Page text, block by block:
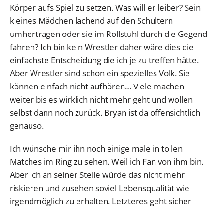
Körper aufs Spiel zu setzen. Was will er leiber? Sein
kleines Mädchen lachend auf den Schultern
umhertragen oder sie im Rollstuhl durch die Gegend
fahren? Ich bin kein Wrestler daher wäre dies die
einfachste Entscheidung die ich je zu treffen hätte.
Aber Wrestler sind schon ein spezielles Volk. Sie
können einfach nicht aufhören… Viele machen
weiter bis es wirklich nicht mehr geht und wollen
selbst dann noch zurück. Bryan ist da offensichtlich
genauso.
Ich wünsche mir ihn noch einige male in tollen
Matches im Ring zu sehen. Weil ich Fan von ihm bin.
Aber ich an seiner Stelle würde das nicht mehr
riskieren und zusehen soviel Lebensqualität wie
irgendmöglich zu erhalten. Letzteres geht sicher